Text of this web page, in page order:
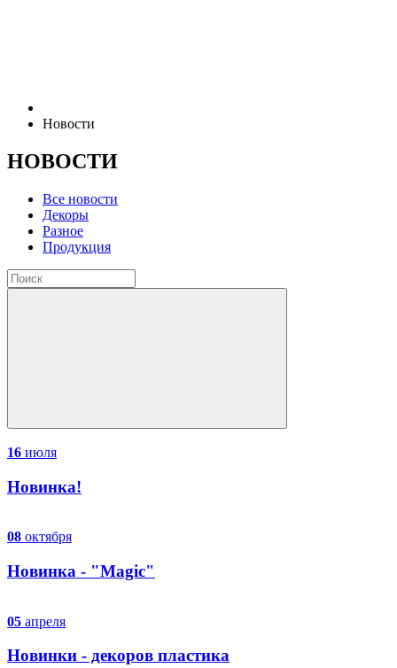
Новости
НОВОСТИ
Все новости
Декоры
Разное
Продукция
16 июля
Новинка!
08 октября
Новинка - "Magic"
05 апреля
Новинки - декоров пластика